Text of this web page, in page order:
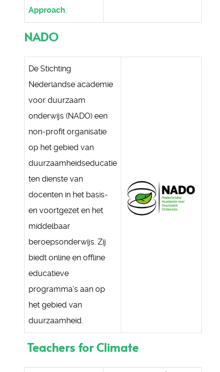
Approach.
NADO
De Stichting
Nederlandse academie
voor duurzaam
onderwijs (NADO) een
non-profit organisatie
op het gebied van
duurzaamheidseducatie
ten dienste van
docenten in het basis-
en voortgezet en het
middelbaar
beroepsonderwijs. Zij
biedt online en offline
educatieve
programma’s aan op
het gebied van
duurzaamheid.
Teachers for Climate